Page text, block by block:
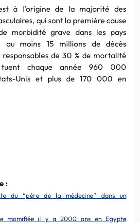
est à l’origine de la majorité des
qui sont la première cause
morbidité grave dans les pays
au moins 15 millions de décès
responsables de 30 % de mortalité
tuent chaque année 960 000
Unis et plus de 170 000 en
:
du “père de la médecine” dans un
momifiée il y a 2000 ans en Egypte